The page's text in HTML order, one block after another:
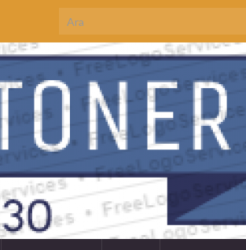
Search for: